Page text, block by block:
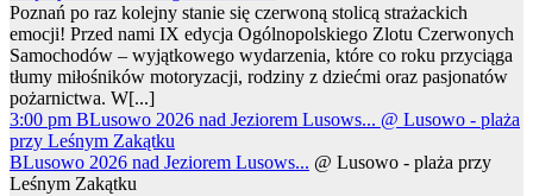
Poznań po raz kolejny stanie się czerwoną stolicą strażackich
emocji! Przed nami IX edycja Ogólnopolskiego Zlotu Czerwonych
Samochodów – wyjątkowego wydarzenia, które co roku przyciąga
tłumy miłośników motoryzacji, rodziny z dziećmi oraz pasjonatów
pożarnictwa. W[...]
3:00 pm BLusowo 2026 nad Jeziorem Lusows... @ Lusowo - plaża
przy Leśnym Zakątku
BLusowo 2026 nad Jeziorem Lusows... @ Lusowo - plaża przy
Leśnym Zakątku